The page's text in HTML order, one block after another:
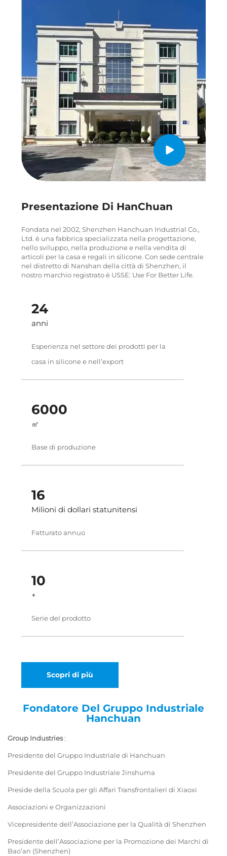
Presentazione Di HanChuan
Fondata nel 2002, Shenzhen Hanchuan Industrial Co.,
Ltd. è una fabbrica specializzata nella progettazione,
nello sviluppo, nella produzione e nella vendita di
articoli per la casa e regali in silicone. Con sede centrale
nel distretto di Nanshan della città di Shenzhen, il
nostro marchio registrato è USSE: Use For Better Life.
24
anni
Esperienza nel settore dei prodotti per la
casa in silicone e nell’export
6000
㎡
Base di produzione
16
Milioni di dollari statunitensi
Fatturato annuo
10
+
Serie del prodotto
Scopri di più
Fondatore Del Gruppo Industriale
Hanchuan
Group Industries:
Presidente del Gruppo Industriale di Hanchuan
Presidente del Gruppo Industriale Jinshuma
Preside della Scuola per gli Affari Transfrontalieri di Xiaoxi
Associazioni e Organizzazioni
Vicepresidente dell’Associazione per la Qualità di Shenzhen
Presidente dell’Associazione per la Promozione dei Marchi di
Bao’an (Shenzhen)